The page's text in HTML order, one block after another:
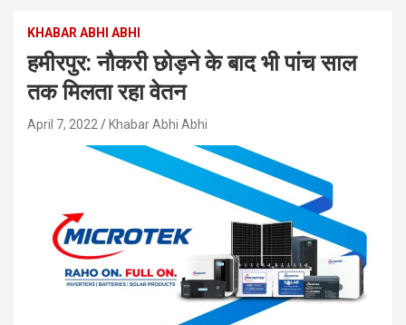
KHABAR ABHI ABHI
हमीरपुर: नौकरी छोड़ने के बाद भी पांच साल
तक मिलता रहा वेतन
April 7, 2022 Khabar Abhi Abhi